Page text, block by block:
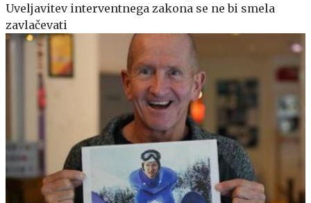
Uveljavitev interventnega zakona se ne bi smela
zavlačevati